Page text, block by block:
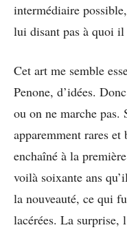
intermédiaire
lui disant pas à quoi il
Cet art me semble
Penone, d’idées.
ou on ne marche pas.
apparemment rares
enchaîné à la
voilà soixante ans
la nouveauté, ce qui
lacérées. La surprise,